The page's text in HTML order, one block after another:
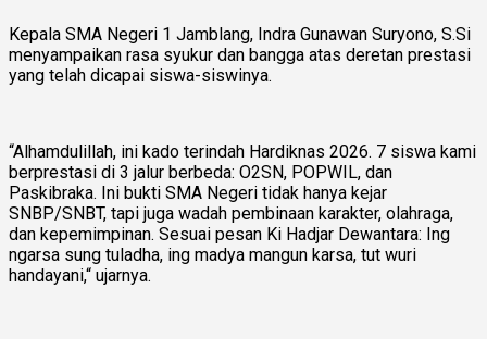
Kepala SMA Negeri 1 Jamblang, Indra Gunawan Suryono, S.Si
menyampaikan rasa syukur dan bangga atas deretan prestasi
yang telah dicapai siswa-siswinya.
“Alhamdulillah, ini kado terindah Hardiknas 2026. 7 siswa kami
berprestasi di 3 jalur berbeda: O2SN, POPWIL, dan
Paskibraka. Ini bukti SMA Negeri tidak hanya kejar
SNBP/SNBT, tapi juga wadah pembinaan karakter, olahraga,
dan kepemimpinan. Sesuai pesan Ki Hadjar Dewantara: Ing
ngarsa sung tuladha, ing madya mangun karsa, tut wuri
handayani,“ ujarnya.